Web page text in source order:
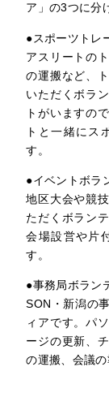
ア」の3つに分
●スポーツトレ
アスリートの
の運搬など、
いただくボラ
トがいますの
トと一緒にス
す。
●イベントボラ
地区大会や競
ただくボラン
会場設営や片
す。
●事務局ボラン
SON・新潟の
ィアです。パ
ージの更新、
の運搬、会議の